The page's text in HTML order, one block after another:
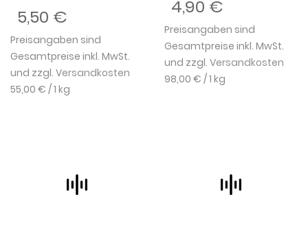
5,50 €
Preisangaben sind
Gesamtpreise inkl. MwSt.
und zzgl. Versandkosten
55,00 € / 1 kg
4,90 €
Preisangaben sind
Gesamtpreise inkl. MwSt.
und zzgl. Versandkosten
98,00 € / 1 kg